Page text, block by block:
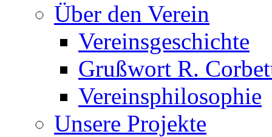
Über den Verein
Vereinsgeschichte
Grußwort R.
Vereinsphilosophie
Unsere Projekte